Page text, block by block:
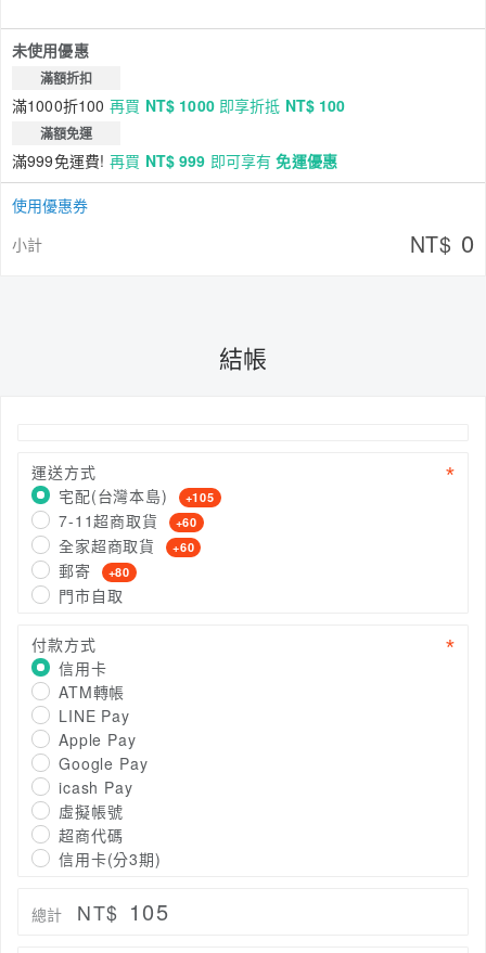
未使用優惠
滿額折扣
滿1000折100 再買 NT$ 1000即享折抵 NT$ 100
滿額免運
滿999免運費! 再買 NT$ 999 即可享有免運優惠
使用優惠券
小計
NT$ 0
結帳
運送方式
宅配(台灣本島)
+105
7-11超商取貨 +60
全家超商取貨 +60
郵寄 +80
門市自取
付款方式
信用卡
ATM轉帳
LINE Pay
Apple Pay
Google Pay
icash Pay
虛擬帳號
超商代碼
信用卡(分3期)
總計 NT$ 105